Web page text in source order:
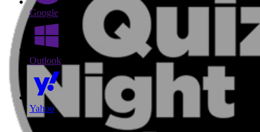
Google
Outlook
Yahoo